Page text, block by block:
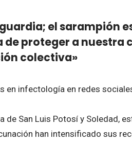
el sarampión
de proteger a nuestra
colectiva»
en infectología en redes
de San Luis Potosí y Soledad,
han intensificado sus